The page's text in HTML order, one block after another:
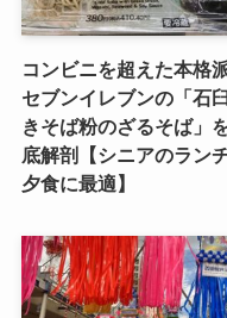
コンビニを超えた本格
セブンイレブンの「石
きそば粉のざるそば」
底解剖【シニアのラン
夕食に最適】